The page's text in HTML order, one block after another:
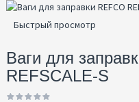
Быстрый просмотр
Ваги для
REFSCALE-S